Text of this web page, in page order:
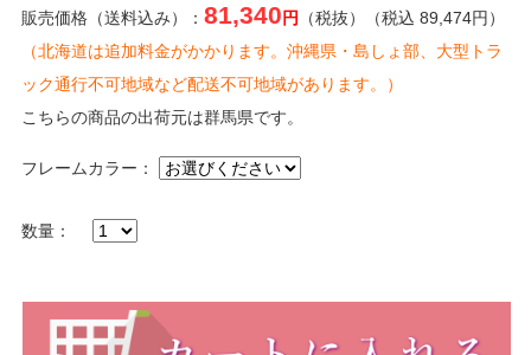
販売価格（送料込み）：81,340 円
（税抜）（税込 89,474円）
（北海道は追加料金がかかります。沖縄県・島しょ部、大型トラ
ック通行不可地域など配送不可地域があります。）
こちらの商品の出荷元は群馬県です。
フレームカラー：
数量：